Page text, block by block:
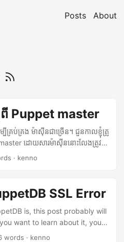
Posts About
Puppet master
ម្បី​គ្រប់​គ្រង​ ម៉ាស៊ីន​ជា​ច្រើន។ ជួនកាល​ខ្ញុំ​ត្រូ​
ដោយ​សារ​ម៉ាស៊ីន​នោះ​លែង​ត្រូវ​
ើ៖ ១. លុបមាស៊ីន​ ឬ ណូត​នោះ​ពី
ារ​ខ្ញុំ​ប្រើ PuppetDB ខ្ញុំ​ត្រូវ​លុប​
# puppet node deactivate
អត្ថបទ​នេះ ដើម្បី​រំលឹក​ខ្លួន​ឯង​ពេល​ខ្ញុំ​
លោកអ្នក​ មាន​សំណូម​ពរ​ ឬ​សំណួរ​ទាក់ទង​
ញុំ​បាន៕
· kenno
SSL Error
is, this post probably will
want to learn about it, you
words · kenno